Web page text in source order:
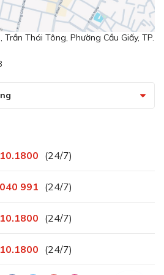
khuẩn
8246HS được thiết kế với kích
chặn các loại rác thải và tránh
hệ thống thoát nước của
Nano chống bám
bằng công nghệ NANO nhiệt độ
tầm căn bếp thêm sang trọng
Trần Thái Tông, Phường Cầu Giấy, TP.
(24/7)
991 (24/7)
(24/7)
(24/7)